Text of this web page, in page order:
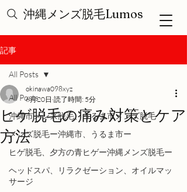
沖縄メンズ脱毛Lumos
記事
All Posts
沖縄市メンズ脱毛、うるま市メンズ脱毛
メンズ脱毛ー沖縄市、うるま市ー
ヒゲ脱毛、夕方の青ヒゲー沖縄メンズ脱毛ー
ヘッドスパ、リラクゼーション、オイルマッ
サージ
All Posts
ヒゲ脱毛の痛み対策とケア
方法
okinawa098xyz
6月20日 読了時間: 5分